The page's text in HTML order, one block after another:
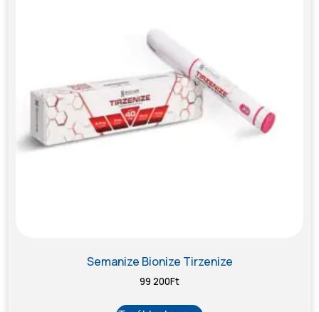
Semanize Bionize Tirzenize
99 200Ft